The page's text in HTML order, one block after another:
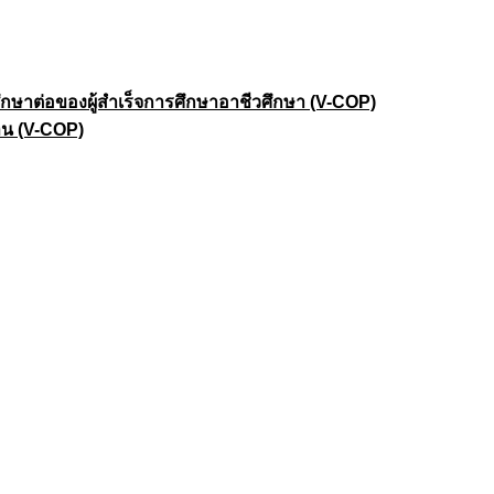
าต่อของผู้สำเร็จการศึกษาอาชีวศึกษา (V-COP)
(V-COP)